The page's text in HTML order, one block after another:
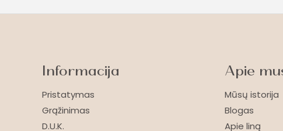
Informacija
Pristatymas
Grąžinimas
D.U.K.
Apie
Mūsų istorija
Blogas
Apie liną